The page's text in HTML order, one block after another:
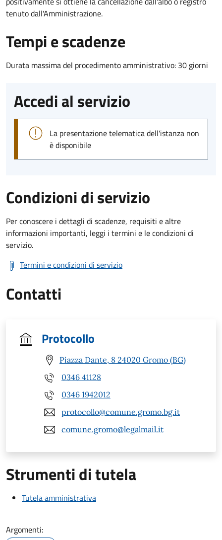
tenuto dall'Amministrazione.
Tempi e scadenze
Durata massima del procedimento amministrativo: 30 giorni
Accedi al servizio
La presentazione telematica dell'istanza non
è disponibile
Condizioni di servizio
Per conoscere i dettagli di scadenze, requisiti e altre
informazioni importanti, leggi i termini e le condizioni di
servizio.
Termini e condizioni di servizio
Contatti
Protocollo
Piazza Dante, 8 24020 Gromo (BG)
0346 41128
0346 1942012
protocollo@comune.gromo.bg.it
comune.gromo@legalmail.it
Strumenti di tutela
Tutela amministrativa
Argomenti: